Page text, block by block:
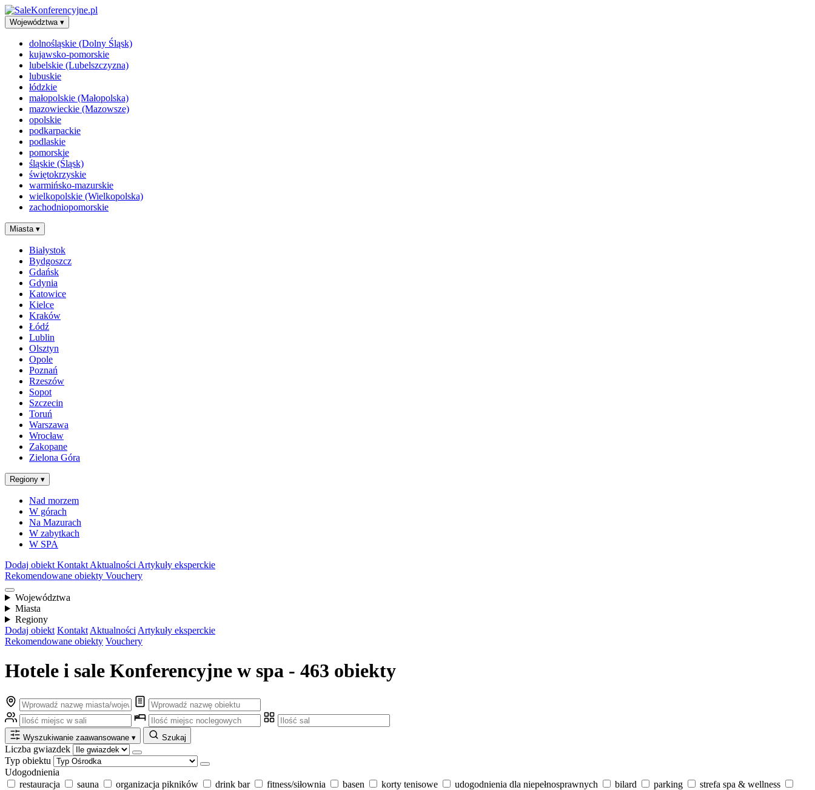
Województwa ▾
dolnośląskie (Dolny Śląsk)
kujawsko-pomorskie
lubelskie (Lubelszczyzna)
lubuskie
łódzkie
małopolskie (Małopolska)
mazowieckie (Mazowsze)
opolskie
podkarpackie
podlaskie
pomorskie
śląskie (Śląsk)
świętokrzyskie
warmińsko-mazurskie
wielkopolskie (Wielkopolska)
zachodniopomorskie
Miasta ▾
Białystok
Bydgoszcz
Gdańsk
Gdynia
Katowice
Kielce
Kraków
Łódź
Lublin
Olsztyn
Opole
Poznań
Rzeszów
Sopot
Szczecin
Toruń
Warszawa
Wrocław
Zakopane
Zielona Góra
Regiony ▾
Nad morzem
W górach
Na Mazurach
W zabytkach
W SPA
Dodaj obiekt Kontakt Aktualności Artykuły eksperckie
Rekomendowane obiekty Vouchery
Województwa
Miasta
Regiony
Dodaj obiekt Kontakt Aktualności Artykuły eksperckie
Rekomendowane obiekty Vouchery
Hotele i sale Konferencyjne w spa - 463 obiekty
Wyszukiwanie zaawansowane ▾ Szukaj
Liczba gwiazdek
Typ obiektu
Udogodnienia
restauracja
sauna organizacja pikników drink bar fitness/siłownia basen korty tenisowe udogodnienia dla niepełnosprawnych bilard parking
strefa spa & wellness